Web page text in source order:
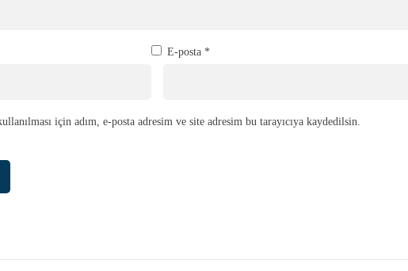
E-posta *
için adım, e-posta adresim ve site adresim bu tarayıcıya kaydedilsin.